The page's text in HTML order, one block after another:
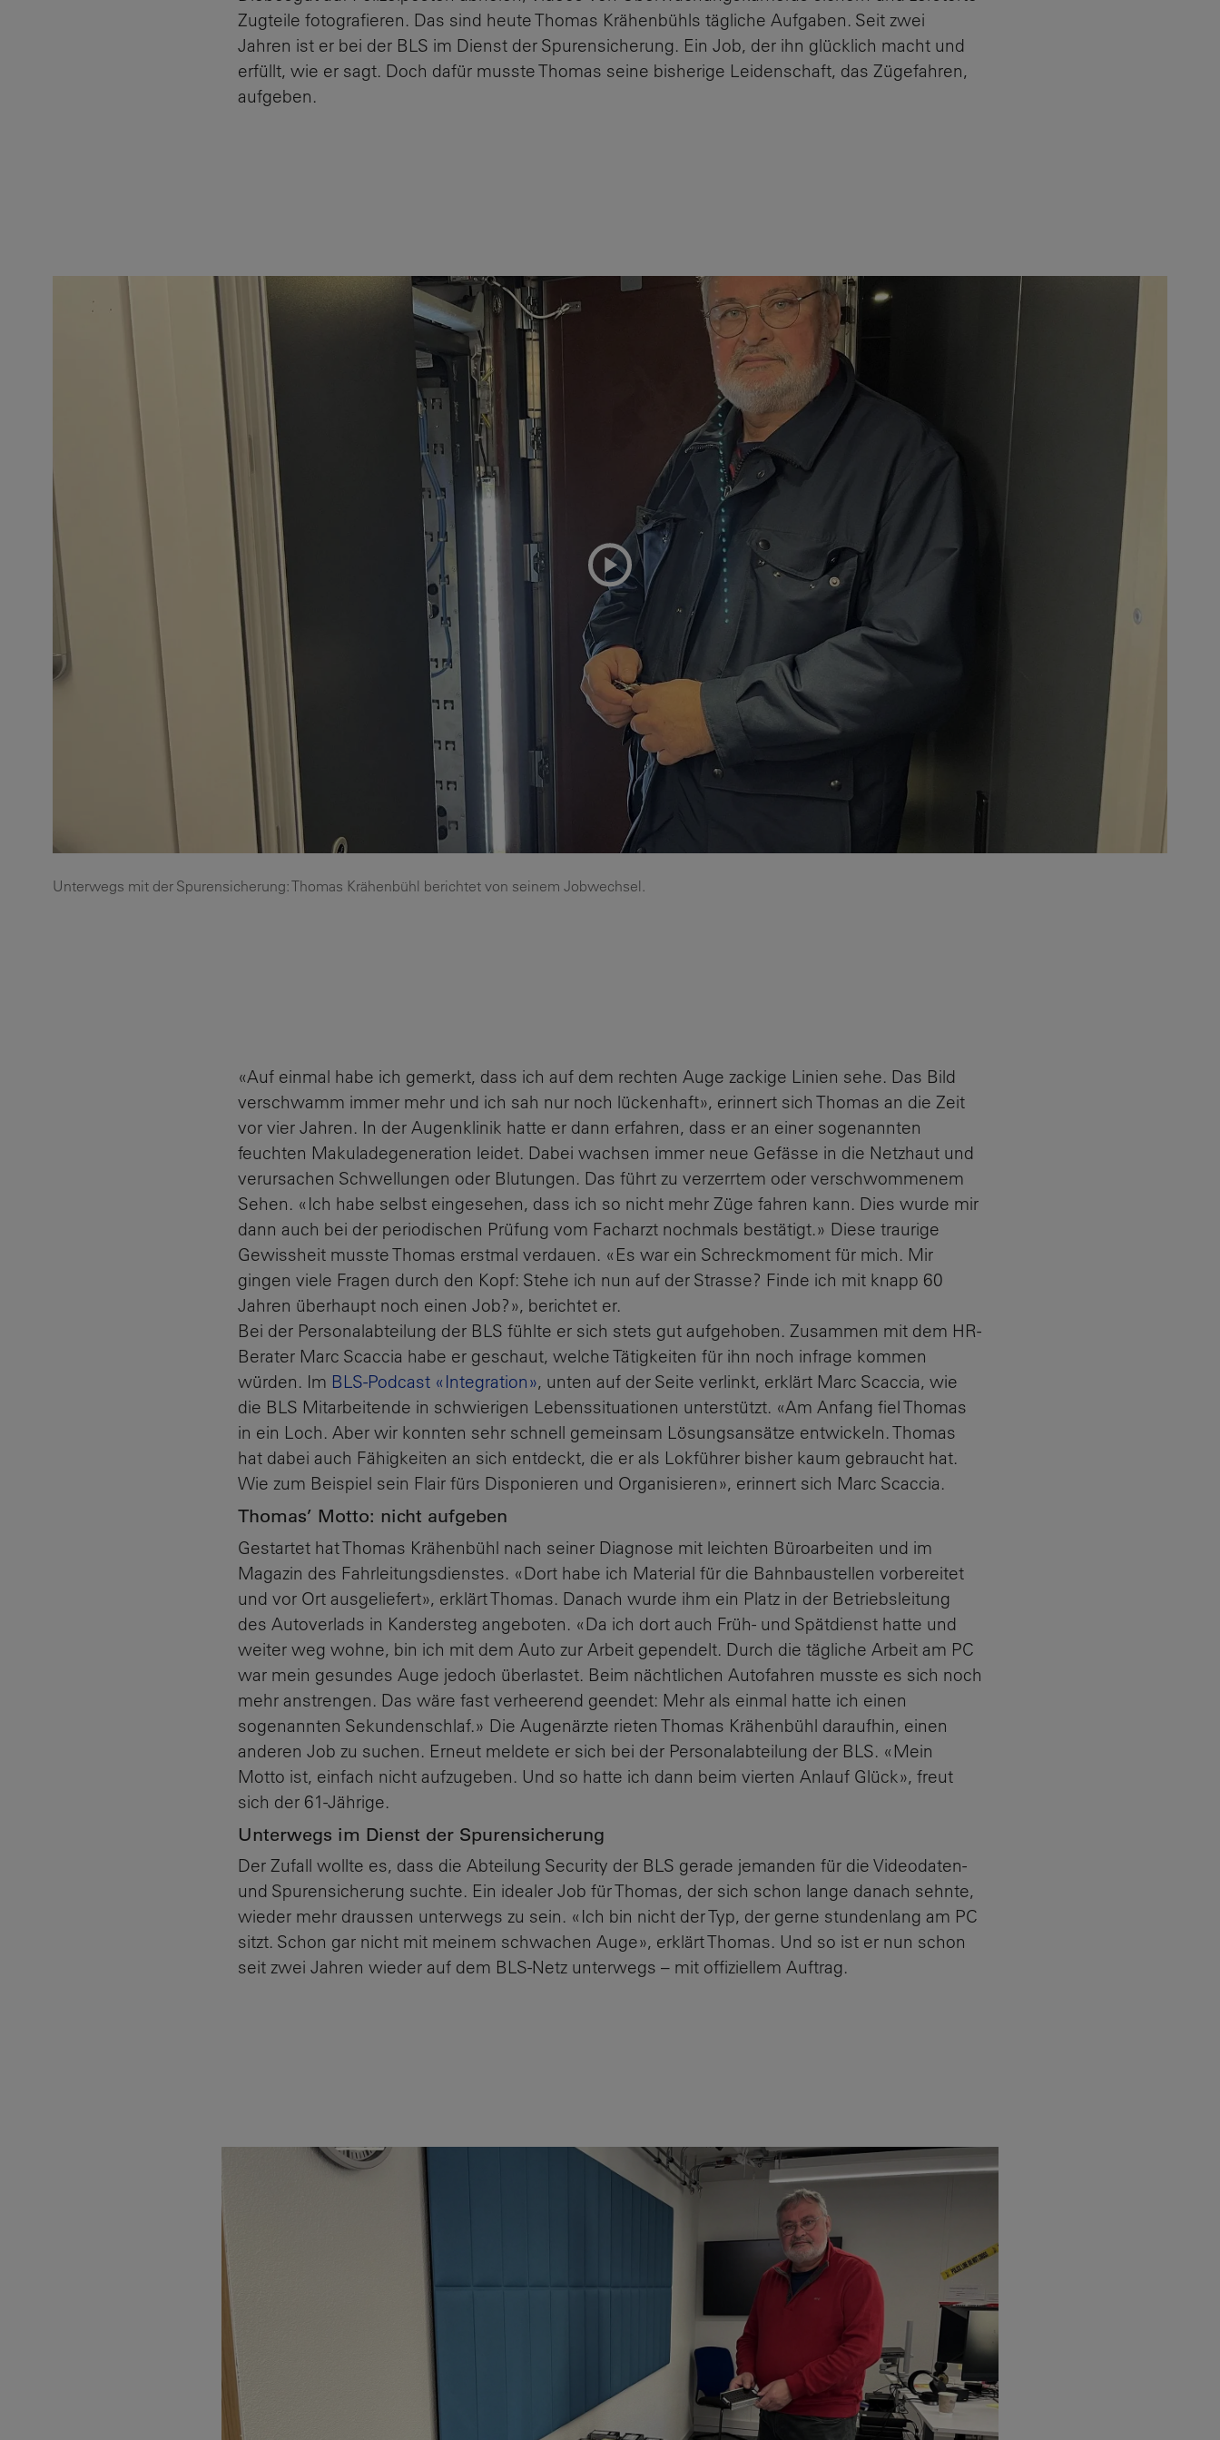
Zugteile fotografieren. Das sind heute Thomas Krähenbühls tägliche Aufgaben. Seit zwei
Jahren ist er bei der BLS im Dienst der Spurensicherung. Ein Job, der ihn glücklich macht und
erfüllt, wie er sagt. Doch dafür musste Thomas seine bisherige Leidenschaft, das Zügefahren,
aufgeben.
Unterwegs mit der Spurensicherung: Thomas Krähenbühl berichtet von seinem Jobwechsel.
«Auf einmal habe ich gemerkt, dass ich auf dem rechten Auge zackige Linien sehe. Das Bild
verschwamm immer mehr und ich sah nur noch lückenhaft», erinnert sich Thomas an die Zeit
vor vier Jahren. In der Augenklinik hatte er dann erfahren, dass er an einer sogenannten
feuchten Makuladegeneration leidet. Dabei wachsen immer neue Gefässe in die Netzhaut und
verursachen Schwellungen oder Blutungen. Das führt zu verzerrtem oder verschwommenem
Sehen. «Ich habe selbst eingesehen, dass ich so nicht mehr Züge fahren kann. Dies wurde mir
dann auch bei der periodischen Prüfung vom Facharzt nochmals bestätigt.» Diese traurige
Gewissheit musste Thomas erstmal verdauen. «Es war ein Schreckmoment für mich. Mir
gingen viele Fragen durch den Kopf: Stehe ich nun auf der Strasse? Finde ich mit knapp 60
Jahren überhaupt noch einen Job?», berichtet er.
Bei der Personalabteilung der BLS fühlte er sich stets gut aufgehoben. Zusammen mit dem HR-
Berater Marc Scaccia habe er geschaut, welche Tätigkeiten für ihn noch infrage kommen
würden. Im BLS-Podcast «Integration», unten auf der Seite verlinkt, erklärt Marc Scaccia, wie
die BLS Mitarbeitende in schwierigen Lebenssituationen unterstützt. «Am Anfang fiel Thomas
in ein Loch. Aber wir konnten sehr schnell gemeinsam Lösungsansätze entwickeln. Thomas
hat dabei auch Fähigkeiten an sich entdeckt, die er als Lokführer bisher kaum gebraucht hat.
Wie zum Beispiel sein Flair fürs Disponieren und Organisieren», erinnert sich Marc Scaccia.
Thomas’ Motto: nicht aufgeben
Gestartet hat Thomas Krähenbühl nach seiner Diagnose mit leichten Büroarbeiten und im
Magazin des Fahrleitungsdienstes. «Dort habe ich Material für die Bahnbaustellen vorbereitet
und vor Ort ausgeliefert», erklärt Thomas. Danach wurde ihm ein Platz in der Betriebsleitung
des Autoverlads in Kandersteg angeboten. «Da ich dort auch Früh- und Spätdienst hatte und
weiter weg wohne, bin ich mit dem Auto zur Arbeit gependelt. Durch die tägliche Arbeit am PC
war mein gesundes Auge jedoch überlastet. Beim nächtlichen Autofahren musste es sich noch
mehr anstrengen. Das wäre fast verheerend geendet: Mehr als einmal hatte ich einen
sogenannten Sekundenschlaf.» Die Augenärzte rieten Thomas Krähenbühl daraufhin, einen
anderen Job zu suchen. Erneut meldete er sich bei der Personalabteilung der BLS. «Mein
Motto ist, einfach nicht aufzugeben. Und so hatte ich dann beim vierten Anlauf Glück», freut
sich der 61-Jährige.
Unterwegs im Dienst der Spurensicherung
Der Zufall wollte es, dass die Abteilung Security der BLS gerade jemanden für die Videodaten-
und Spurensicherung suchte. Ein idealer Job für Thomas, der sich schon lange danach sehnte,
wieder mehr draussen unterwegs zu sein. «Ich bin nicht der Typ, der gerne stundenlang am PC
sitzt. Schon gar nicht mit meinem schwachen Auge», erklärt Thomas. Und so ist er nun schon
seit zwei Jahren wieder auf dem BLS-Netz unterwegs – mit offiziellem Auftrag.